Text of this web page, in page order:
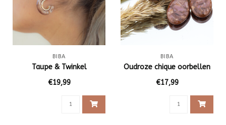
BIBA
Taupe & Twinkel
€19,99
BIBA
Oudroze chique oorbellen
€17,99